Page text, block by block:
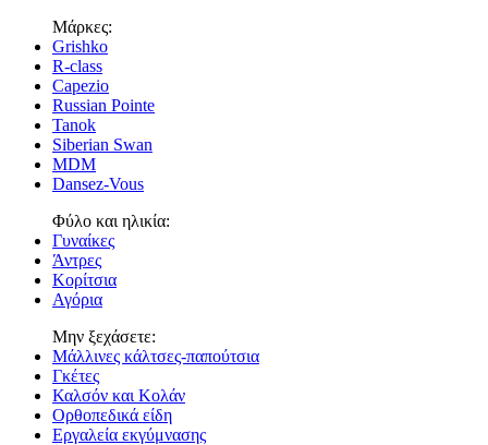
Μάρκες:
Grishko
R-class
Capezio
Russian Pointe
Tanok
Siberian Swan
MDM
Dansez-Vous
Φύλο και ηλικία:
Γυναίκες
Άντρες
Κορίτσια
Αγόρια
Μην ξεχάσετε:
Μάλλινες κάλτσες-παπούτσια
Γκέτες
Καλσόν και Κολάν
Ορθοπεδικά είδη
Εργαλεία εκγύμνασης